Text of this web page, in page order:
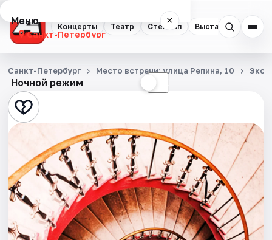
Концерты Театр Стендап Выставки
Меню ×
Санкт-Петербург
Концерты
Театр
Стендап
Выставки
Квесты
Экскурсии
Спорт
Ночной режим ☾
Санкт-Петербург Место встречи: улица Репина, 10